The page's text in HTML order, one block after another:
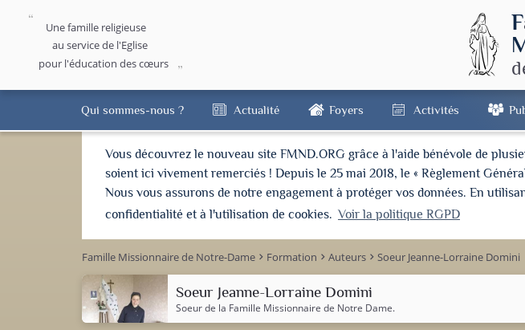
Une famille religieuse
au service de l'Eglise
pour l'éducation des cœurs
F
Qui sommes-nous ? Actualité Foyers Activités
Vous découvrez le nouveau site FMND.ORG grâce à l'aide bénévole de
soient ici vivement remerciés ! Depuis le 25 mai 2018, le « Règlement
Nous vous assurons de notre engagement à protéger vos données. En
confidentialité et à l'utilisation de cookies. Voir la politique RGPD
Famille Missionnaire de Notre-Dame keyboard_arrow_right Formation keyboard_arrow_right Auteurs keyboard_arrow_right Soeur Jeanne-Lorraine Domini
Soeur Jeanne-Lorraine Domini
Soeur de la Famille Missionnaire de Notre Dame.